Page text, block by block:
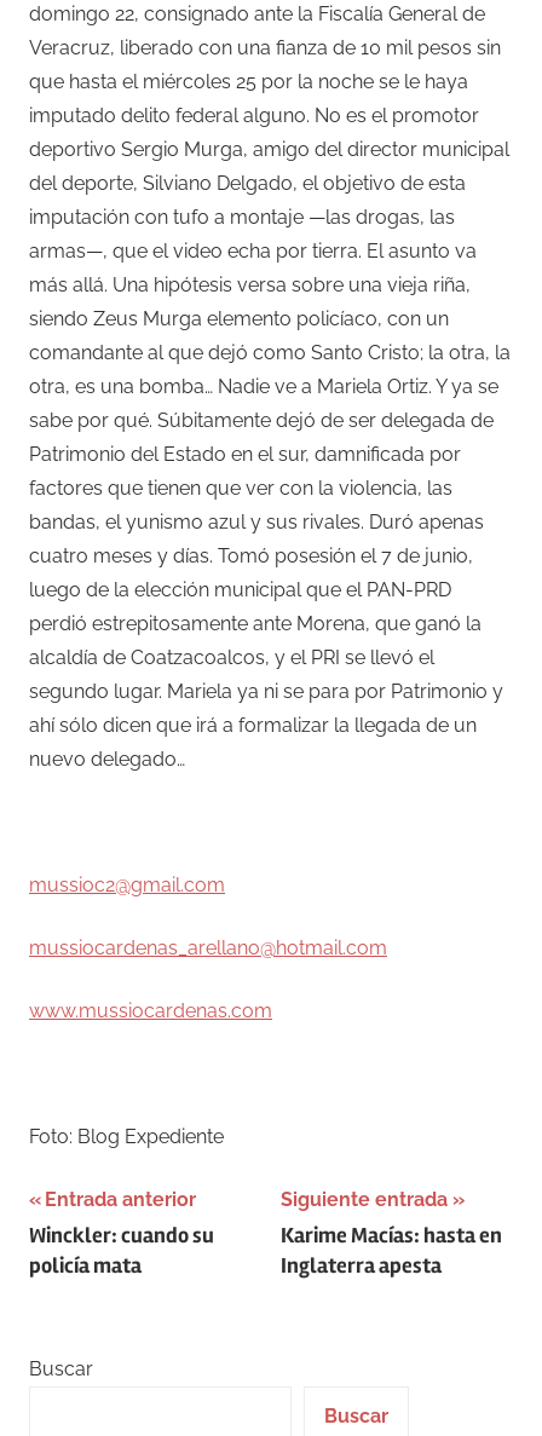
domingo 22, consignado ante la Fiscalía General de
Veracruz, liberado con una fianza de 10 mil pesos sin
que hasta el miércoles 25 por la noche se le haya
imputado delito federal alguno. No es el promotor
deportivo Sergio Murga, amigo del director municipal
del deporte, Silviano Delgado, el objetivo de esta
imputación con tufo a montaje —las drogas, las
armas—, que el video echa por tierra. El asunto va
más allá. Una hipótesis versa sobre una vieja riña,
siendo Zeus Murga elemento policíaco, con un
comandante al que dejó como Santo Cristo; la otra, la
otra, es una bomba… Nadie ve a Mariela Ortiz. Y ya se
sabe por qué. Súbitamente dejó de ser delegada de
Patrimonio del Estado en el sur, damnificada por
factores que tienen que ver con la violencia, las
bandas, el yunismo azul y sus rivales. Duró apenas
cuatro meses y días. Tomó posesión el 7 de junio,
luego de la elección municipal que el PAN-PRD
perdió estrepitosamente ante Morena, que ganó la
alcaldía de Coatzacoalcos, y el PRI se llevó el
segundo lugar. Mariela ya ni se para por Patrimonio y
ahí sólo dicen que irá a formalizar la llegada de un
nuevo delegado…
mussioc2@gmail.com
mussiocardenas_arellano@hotmail.com
www.mussiocardenas.com
Foto: Blog Expediente
Navegación
de
Entrada anterior
Winckler: cuando su
policía mata
Siguiente entrada
Karime Macías: hasta en
Inglaterra apesta
Buscar
Buscar